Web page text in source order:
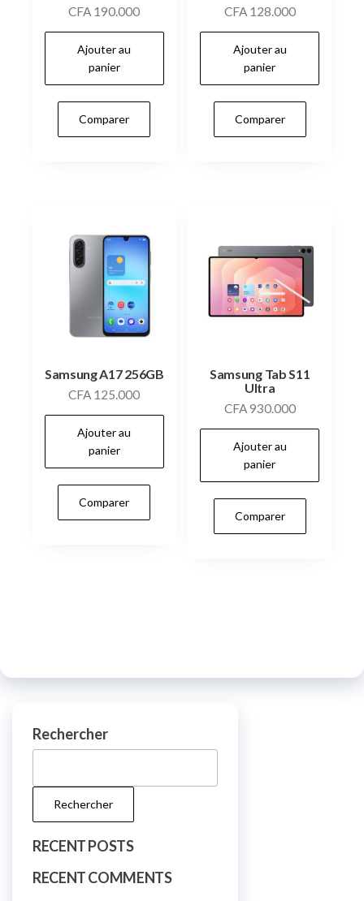
CFA 190.000
Ajouter au
panier
Comparer
CFA128.000
Ajouter au
panier
Comparer
Samsung A17 256GB
CFA 125.000
Ajouter au
panier
Comparer
Samsung Tab S11
Ultra
CFA930.000
Ajouter au
panier
Comparer
Rechercher
Rechercher
RECENT POSTS
RECENT COMMENTS